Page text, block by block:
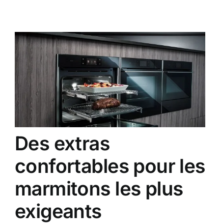
Des extras
confortables pour les
marmitons les plus
exigeants